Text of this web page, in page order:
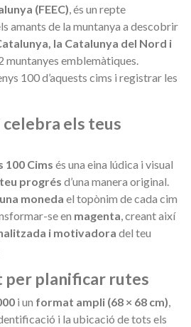
(FEEC), és un repte
amants de la muntanya a descobrir
la Catalunya del Nord i
muntanyes emblemàtiques.
100 d’aquests cims i registrar les
celebra els teus
100 Cims és una eina lúdica i visual
progrés d’una manera original.
moneda el topònim de cada cim
se en magenta, creant així
i motivadora del teu
per planificar rutes
i un format ampli (68 × 68 cm),
i la ubicació de tots els